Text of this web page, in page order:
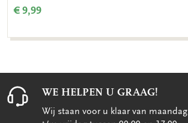
€ 9,99
WE HELPEN U GRAAG!
Wij staan voor u klaar van maandag